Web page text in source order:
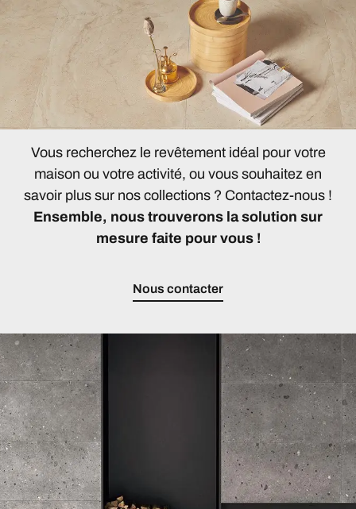
Vous recherchez le revêtement idéal pour votre
maison ou votre activité, ou vous souhaitez en
savoir plus sur nos collections ? Contactez-nous !
Ensemble, nous trouverons la solution sur
mesure faite pour vous !
Nous contacter